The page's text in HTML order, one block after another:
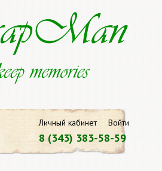
Личный кабинет Войти
8 (343) 383-58-59